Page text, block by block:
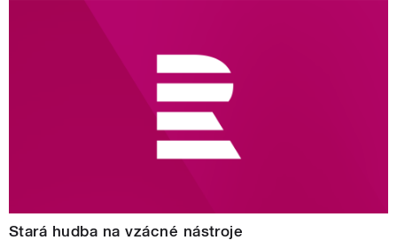
Stará hudba na vzácné nástroje